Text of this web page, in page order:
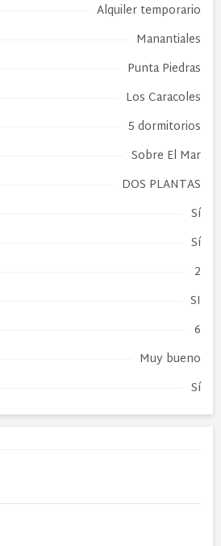
Alquiler temporario
Manantiales
Punta Piedras
Los Caracoles
5 dormitorios
Sobre El Mar
DOS PLANTAS
Sí
Sí
2
SI
6
Muy bueno
Sí